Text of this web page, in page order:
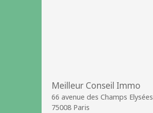
Meilleur Conseil Immo
66 avenue des Champs Elysées
75008 Paris